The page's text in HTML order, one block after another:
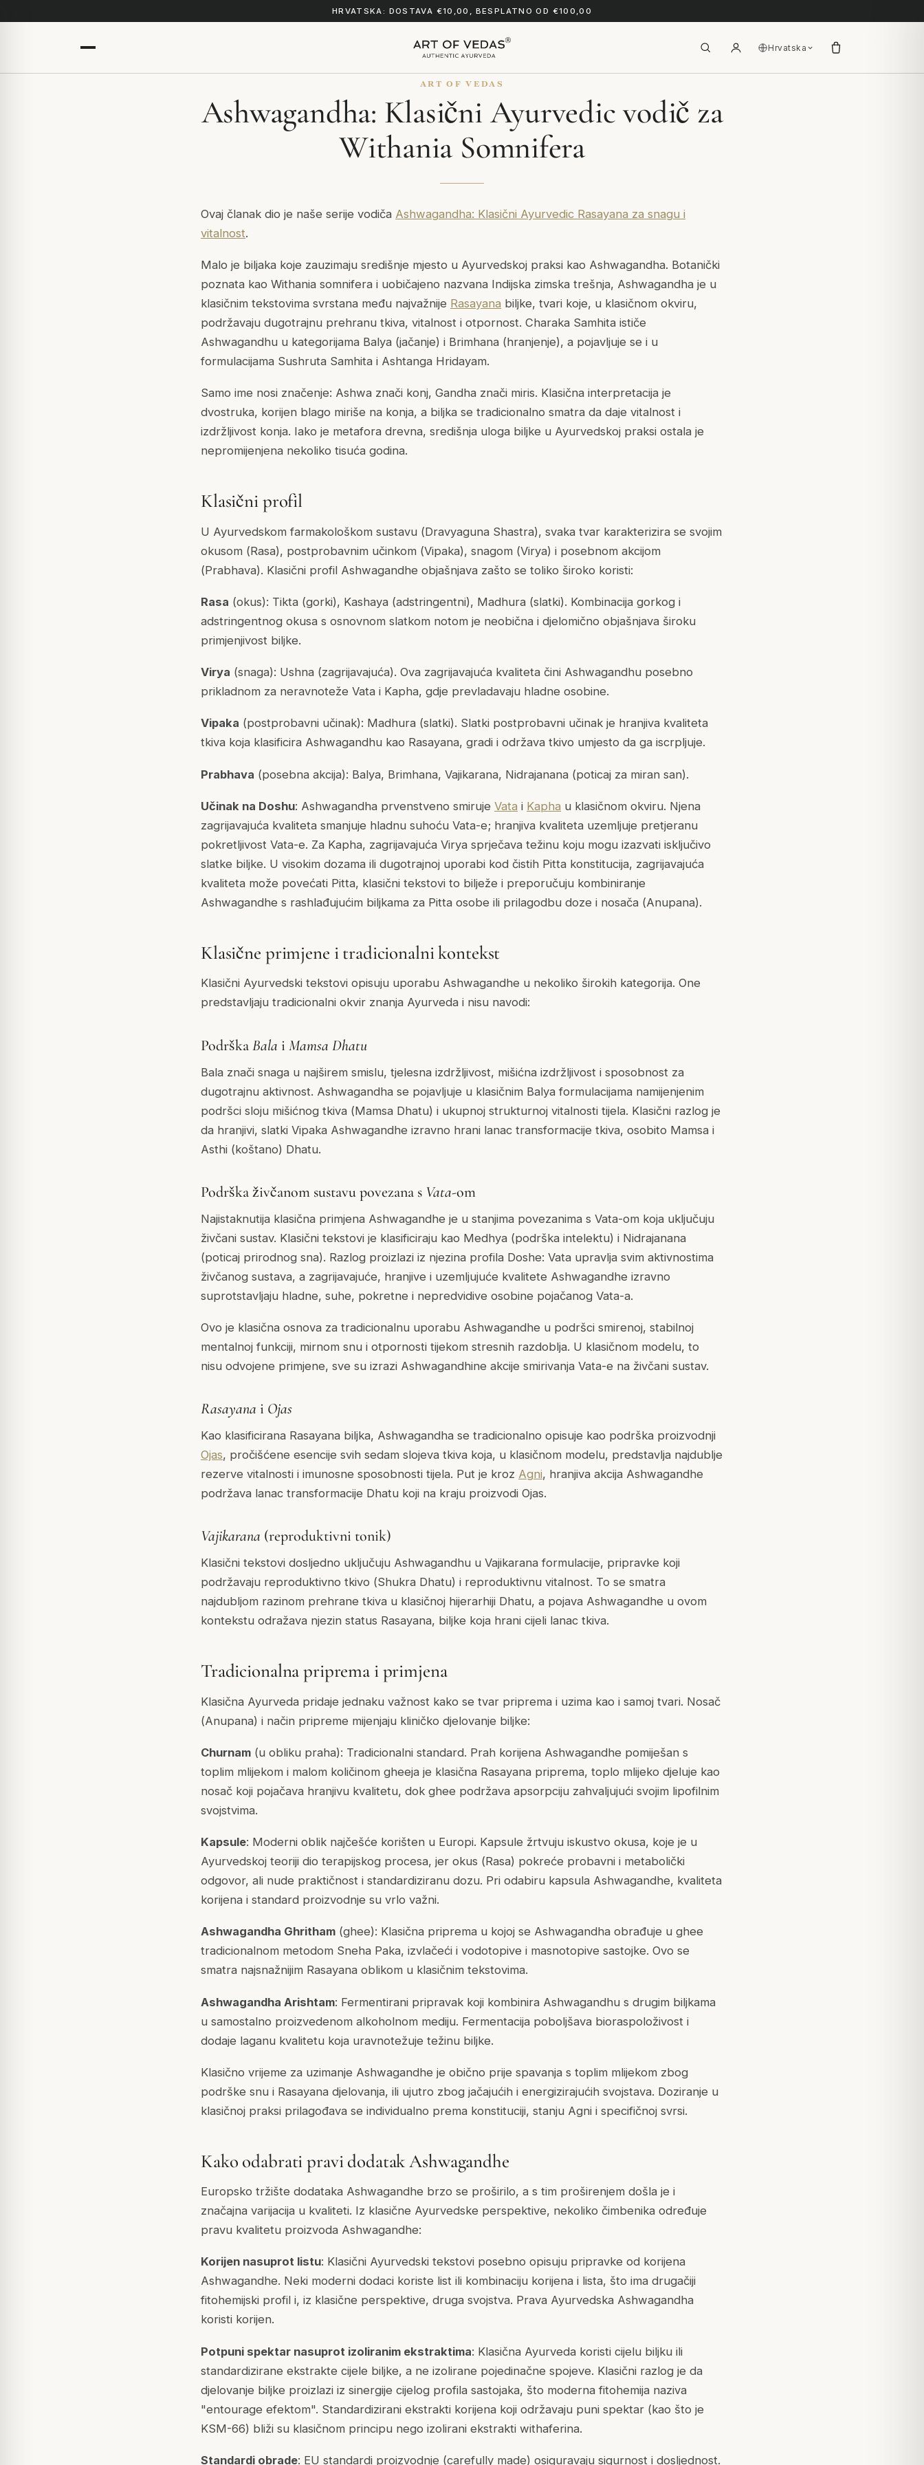
HRVATSKA: DOSTAVA €10,00, BESPLATNO OD €100,00
Hrvatska
ART OF VEDAS
Ashwagandha: Klasični Ayurvedic vodič za
Withania Somnifera
Ovaj članak dio je naše serije vodiča Ashwagandha: Klasični Ayurvedic Rasayana za snagu i
vitalnost.
Malo je biljaka koje zauzimaju središnje mjesto u Ayurvedskoj praksi kao Ashwagandha. Botanički
poznata kao Withania somnifera i uobičajeno nazvana Indijska zimska trešnja, Ashwagandha je u
klasičnim tekstovima svrstana među najvažnije Rasayana biljke, tvari koje, u klasičnom okviru,
podržavaju dugotrajnu prehranu tkiva, vitalnost i otpornost. Charaka Samhita ističe
Ashwagandhu u kategorijama Balya (jačanje) i Brimhana (hranjenje), a pojavljuje se i u
formulacijama Sushruta Samhita i Ashtanga Hridayam.
Samo ime nosi značenje: Ashwa znači konj, Gandha znači miris. Klasična interpretacija je
dvostruka, korijen blago miriše na konja, a biljka se tradicionalno smatra da daje vitalnost i
izdržljivost konja. Iako je metafora drevna, središnja uloga biljke u Ayurvedskoj praksi ostala je
nepromijenjena nekoliko tisuća godina.
Klasični profil
U Ayurvedskom farmakološkom sustavu (Dravyaguna Shastra), svaka tvar karakterizira se svojim
okusom (Rasa), postprobavnim učinkom (Vipaka), snagom (Virya) i posebnom akcijom
(Prabhava). Klasični profil Ashwagandhe objašnjava zašto se toliko široko koristi:
Rasa (okus): Tikta (gorki), Kashaya (adstringentni), Madhura (slatki). Kombinacija gorkog i
adstringentnog okusa s osnovnom slatkom notom je neobična i djelomično objašnjava široku
primjenjivost biljke.
Virya (snaga): Ushna (zagrijavajuća). Ova zagrijavajuća kvaliteta čini Ashwagandhu posebno
prikladnom za neravnoteže Vata i Kapha, gdje prevladavaju hladne osobine.
Vipaka (postprobavni učinak): Madhura (slatki). Slatki postprobavni učinak je hranjiva kvaliteta
tkiva koja klasificira Ashwagandhu kao Rasayana, gradi i održava tkivo umjesto da ga iscrpljuje.
Prabhava (posebna akcija): Balya, Brimhana, Vajikarana, Nidrajanana (poticaj za miran san).
Učinak na Doshu: Ashwagandha prvenstveno smiruje Vata i Kapha u klasičnom okviru. Njena
zagrijavajuća kvaliteta smanjuje hladnu suhoću Vata-e; hranjiva kvaliteta uzemljuje pretjeranu
pokretljivost Vata-e. Za Kapha, zagrijavajuća Virya sprječava težinu koju mogu izazvati isključivo
slatke biljke. U visokim dozama ili dugotrajnoj uporabi kod čistih Pitta konstitucija, zagrijavajuća
kvaliteta može povećati Pitta, klasični tekstovi to bilježe i preporučuju kombiniranje
Ashwagandhe s rashlađujućim biljkama za Pitta osobe ili prilagodbu doze i nosača (Anupana).
Klasične primjene i tradicionalni kontekst
Klasični Ayurvedski tekstovi opisuju uporabu Ashwagandhe u nekoliko širokih kategorija. One
predstavljaju tradicionalni okvir znanja Ayurveda i nisu navodi:
PodrškaBala i Mamsa Dhatu
Bala znači snaga u najširem smislu, tjelesna izdržljivost, mišićna izdržljivost i sposobnost za
dugotrajnu aktivnost. Ashwagandha se pojavljuje u klasičnim Balya formulacijama namijenjenim
podršci sloju mišićnog tkiva (Mamsa Dhatu) i ukupnoj strukturnoj vitalnosti tijela. Klasični razlog je
da hranjivi, slatki Vipaka Ashwagandhe izravno hrani lanac transformacije tkiva, osobito Mamsa i
Asthi (koštano) Dhatu.
Podrška živčanom sustavu povezana s Vata-om
Najistaknutija klasična primjena Ashwagandhe je u stanjima povezanima s Vata-om koja uključuju
živčani sustav. Klasični tekstovi je klasificiraju kao Medhya (podrška intelektu) i Nidrajanana
(poticaj prirodnog sna). Razlog proizlazi iz njezina profila Doshe: Vata upravlja svim aktivnostima
živčanog sustava, a zagrijavajuće, hranjive i uzemljujuće kvalitete Ashwagandhe izravno
suprotstavljaju hladne, suhe, pokretne i nepredvidive osobine pojačanog Vata-a.
Ovo je klasična osnova za tradicionalnu uporabu Ashwagandhe u podršci smirenoj, stabilnoj
mentalnoj funkciji, mirnom snu i otpornosti tijekom stresnih razdoblja. U klasičnom modelu, to
nisu odvojene primjene, sve su izrazi Ashwagandhine akcije smirivanja Vata-e na živčani sustav.
Rasayana i Ojas
Kao klasificirana Rasayana biljka, Ashwagandha se tradicionalno opisuje kao podrška proizvodnji
Ojas, pročišćene esencije svih sedam slojeva tkiva koja, u klasičnom modelu, predstavlja najdublje
rezerve vitalnosti i imunosne sposobnosti tijela. Put je kroz Agni, hranjiva akcija Ashwagandhe
podržava lanac transformacije Dhatu koji na kraju proizvodi Ojas.
Vajikarana (reproduktivni tonik)
Klasični tekstovi dosljedno uključuju Ashwagandhu u Vajikarana formulacije, pripravke koji
podržavaju reproduktivno tkivo (Shukra Dhatu) i reproduktivnu vitalnost. To se smatra
najdubljom razinom prehrane tkiva u klasičnoj hijerarhiji Dhatu, a pojava Ashwagandhe u ovom
kontekstu odražava njezin status Rasayana, biljke koja hrani cijeli lanac tkiva.
Tradicionalna priprema i primjena
Klasična Ayurveda pridaje jednaku važnost kako se tvar priprema i uzima kao i samoj tvari. Nosač
(Anupana) i način pripreme mijenjaju kliničko djelovanje biljke:
Churnam (u obliku praha): Tradicionalni standard. Prah korijena Ashwagandhe pomiješan s
toplim mlijekom i malom količinom gheeja je klasična Rasayana priprema, toplo mlijeko djeluje kao
nosač koji pojačava hranjivu kvalitetu, dok ghee podržava apsorpciju zahvaljujući svojim lipofilnim
svojstvima.
Kapsule: Moderni oblik najčešće korišten u Europi. Kapsule žrtvuju iskustvo okusa, koje je u
Ayurvedskoj teoriji dio terapijskog procesa, jer okus (Rasa) pokreće probavni i metabolički
odgovor, ali nude praktičnost i standardiziranu dozu. Pri odabiru kapsula Ashwagandhe, kvaliteta
korijena i standard proizvodnje su vrlo važni.
Ashwagandha Ghritham (ghee): Klasična priprema u kojoj se Ashwagandha obrađuje u ghee
tradicionalnom metodom Sneha Paka, izvlačeći i vodotopive i masnotopive sastojke. Ovo se
smatra najsnažnijim Rasayana oblikom u klasičnim tekstovima.
Ashwagandha Arishtam: Fermentirani pripravak koji kombinira Ashwagandhu s drugim biljkama
u samostalno proizvedenom alkoholnom mediju. Fermentacija poboljšava bioraspoloživost i
dodaje laganu kvalitetu koja uravnotežuje težinu biljke.
Klasično vrijeme za uzimanje Ashwagandhe je obično prije spavanja s toplim mlijekom zbog
podrške snu i Rasayana djelovanja, ili ujutro zbog jačajućih i energizirajućih svojstava. Doziranje u
klasičnoj praksi prilagođava se individualno prema konstituciji, stanju Agni i specifičnoj svrsi.
Kako odabrati pravi dodatak Ashwagandhe
Europsko tržište dodataka Ashwagandhe brzo se proširilo, a s tim proširenjem došla je i
značajna varijacija u kvaliteti. Iz klasične Ayurvedske perspektive, nekoliko čimbenika određuje
pravu kvalitetu proizvoda Ashwagandhe:
Korijen nasuprot listu: Klasični Ayurvedski tekstovi posebno opisuju pripravke od korijena
Ashwagandhe. Neki moderni dodaci koriste list ili kombinaciju korijena i lista, što ima drugačiji
fitohemijski profil i, iz klasične perspektive, druga svojstva. Prava Ayurvedska Ashwagandha
koristi korijen.
Potpuni spektar nasuprot izoliranim ekstraktima: Klasična Ayurveda koristi cijelu biljku ili
standardizirane ekstrakte cijele biljke, a ne izolirane pojedinačne spojeve. Klasični razlog je da
djelovanje biljke proizlazi iz sinergije cijelog profila sastojaka, što moderna fitohemija naziva
"entourage efektom". Standardizirani ekstrakti korijena koji održavaju puni spektar (kao što je
KSM-66) bliži su klasičnom principu nego izolirani ekstrakti withaferina.
Standardi obrade: EU standardi proizvodnje (carefully made) osiguravaju sigurnost i dosljednost.